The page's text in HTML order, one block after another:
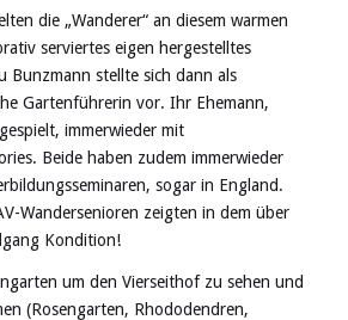
die „Wanderer“ an diesem warmen
serviertes eigen hergestelltes
Bunzmann stellte sich dann als
Gartenführerin vor. Ihr Ehemann,
immerwieder mit
Beide haben zudem immerwieder
sogar in England.
Wandersenioren zeigten in dem über
Kondition!
um den Vierseithof zu sehen und
(Rosengarten, Rhododendren,